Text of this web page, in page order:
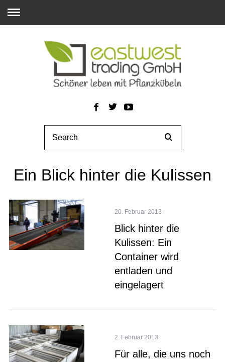
Ein Blick hinter die Kulissen
20. Februar 2013
Blick hinter die
Kulissen: Ein
Container wird
entladen und
eingelagert
2. Februar 2013
Für alle, die uns noch